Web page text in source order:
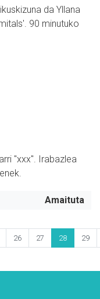
da Yllana
90 minutuko
"xxx". Irabazlea
Amaituta
26 27 28 29